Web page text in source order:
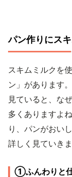
パン作りにス
スキムミルクを
ン」があります
見ていると、な
多くありますよ
り、パンがおい
詳しく見ていきま
①ふんわりと